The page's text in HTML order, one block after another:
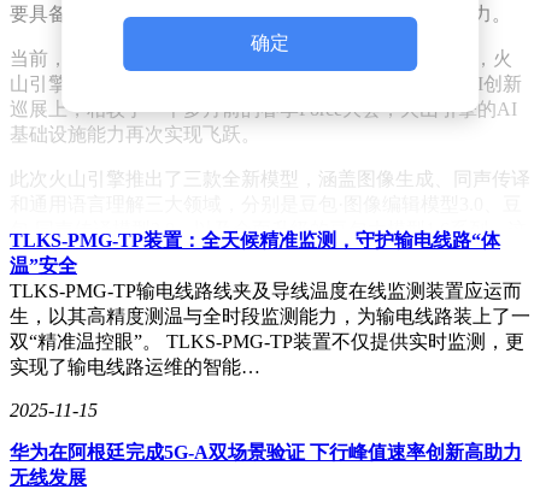
要具备多模态感知、上下文理解、跨端部署等系统级能力。
当前，大型云计算厂商正加速向AI时代的基础设施转型，火
山引擎便是这一趋势的先行者之一。在7月30日的厦门AI创新
巡展上，相较于一个多月前的春季Force大会，火山引擎的AI
基础设施能力再次实现飞跃。
此次火山引擎推出了三款全新模型，涵盖图像生成、同声传译
包·同声传译模型2.0，以及全面升级的豆包大模型1.6系列。这
些模型的更新，如同为AI的“神经系统”注入了新的活力。
以图像编辑模型3.0为例，图像生成与编辑是当前应用最广泛
的AI场景之一，在电商广告、内容创作等领域发挥着重要作
用，但也是AI最易“出错”的环节。用户期望AI能像设计师一样
理解需求，如“去掉背景人群”或“将照片中的冬天换成春天”，
但往往遭遇AI听不懂、改不对的问题。而新版本在指令遵
人物结构的同时，精准调整光影、风格、材质等细节，已能支
持专业P图场景。比如，当要求AI将照片场景转换为冬天时，
确定
TLKS-PMG-TP装置：全天候精准监测，守护输电线路“体
温”安全
TLKS-PMG-TP输电线路线夹及导线温度在线监测装置应运而
生，以其高精度测温与全时段监测能力，为输电线路装上了一
双“精准温控眼”。 TLKS-PMG-TP装置不仅提供实时监测，更
实现了输电线路运维的智能…
2025-11-15
华为在阿根廷完成5G-A双场景验证 下行峰值速率创新高助力
无线发展